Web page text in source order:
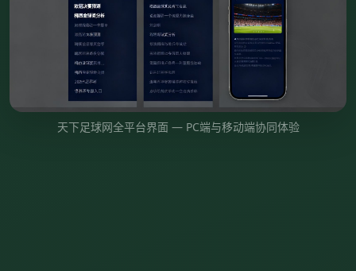
天下足球网全平台界面 — PC端与移动端协同体验